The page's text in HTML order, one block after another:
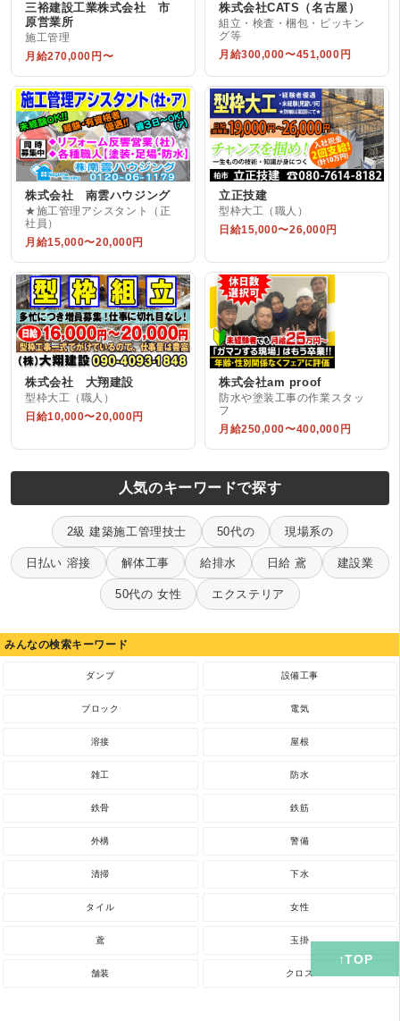
三裕建設工業株式会社 市
原営業所
施工管理
月給270,000円〜
株式会社CATS（名古屋）
組立・検査・梱包・ピッキン
グ等
月給300,000〜451,000円
株式会社 南雲ハウジング
★施工管理アシスタント（正
社員）
月給15,000〜20,000円
立正技建
型枠大工（職人）
日給15,000〜26,000円
株式会社 大翔建設
型枠大工（職人）
日給10,000〜20,000円
株式会社am proof
防水や塗装工事の作業スタッ
フ
月給250,000〜400,000円
人気のキーワードで探す
2級 建築施工管理技士 50代の 現場系の
日払い 溶接 解体工事 給排水 日給 鳶 建設業
50代の 女性 エクステリア
みんなの検索キーワード
ダンプ 設備工事
ブロック 電気
溶接 屋根
雑工 防水
鉄骨 鉄筋
外構 警備
清掃 下水
タイル 女性
鳶 玉掛
舗装 クロス